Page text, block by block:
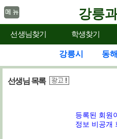
강릉
선생님찾기 학생찾기
강릉시 동
선생님 목록
등록된 회원
정보 비공개